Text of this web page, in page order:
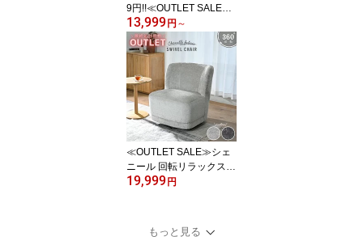
9円!!≪OUTLET SALE≫
テディ リラックスチェア
チェア ソファ もこもこ
チェア パーソナルチェア
ミニマルデザイン 1人掛
け 3色展開 ひとり暮らし
おしゃれ グレージュ オ
フホワイト EWD102
13,999円 ～
≪OUTLET SALE≫シェ
ニール 回転リラックスチ
ェア チェア ソファ パー
感 サロン風チェア ひと
り暮らし 可愛い おしゃ
19,999円
もっと見る